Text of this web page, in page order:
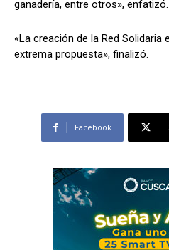
ganadería, entre otros», enfatizó.
«La creación de la Red Solidaria
extrema propuesta», finalizó.
Facebook